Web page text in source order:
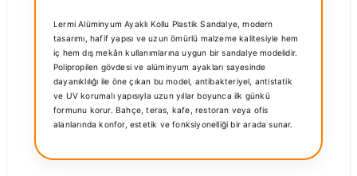
Lermi Alüminyum Ayaklı Kollu Plastik Sandalye, modern
tasarımı, hafif yapısı ve uzun ömürlü malzeme kalitesiyle hem
iç hem dış mekân kullanımlarına uygun bir sandalye modelidir.
Polipropilen gövdesi ve alüminyum ayakları sayesinde
dayanıklılığı ile öne çıkan bu model, antibakteriyel, antistatik
ve UV korumalı yapısıyla uzun yıllar boyunca ilk günkü
formunu korur. Bahçe, teras, kafe, restoran veya ofis
alanlarında konfor, estetik ve fonksiyonelliği bir arada sunar.